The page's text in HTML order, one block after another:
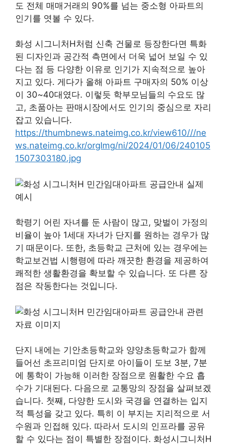
도 전체 매매거래의 90%를 넘는 중소형 아파트의
인기를 엿볼 수 있다.
화성 시그니처H처럼 신축 건물로 등장한다면 특화
된 디자인과 공간적 측면에서 더욱 넓어 보일 수 있
다는 점 등 다양한 이유로 인기가 지속적으로 높아
지고 있다. 게다가 올해 아파트 구매자의 50% 이상
이 30~40대였다. 이렇듯 학부모님들의 수요도 많
고, 초품아는 판매시장에서도 인기의 중심으로 자리
잡고 있습니다.
https://thumbnews.nateimg.co.kr/view610///ne
ws.nateimg.co.kr/orgImg/ni/2024/01/06/240105
1507303180.jpg
학령기 어린 자녀를 둔 사람이 많고, 맞벌이 가정의
비율이 높아 1세대 자녀가 단지를 원하는 경우가 많
기 때문이다. 또한, 초등학교 근처에 있는 경우에는
학교보건법 시행령에 따라 깨끗한 환경을 제공하여
쾌적한 생활환경을 확보할 수 있습니다. 또 다른 장
점은 작동한다는 것입니다.
단지 내에는 기안초등학교와 양양초등학교가 함께
들어선 초프리미엄 단지로 아이들이 도보 3분, 7분
에 통학이 가능해 이러한 장점으로 원활한 수요 흡
수가 기대된다. 다음으로 교통망의 장점을 살펴보겠
습니다. 첫째, 다양한 도시와 국경을 연결하는 입지
적 특성을 갖고 있다. 특히 이 부지는 지리적으로 서
수원과 인접해 있다. 따라서 도시의 인프라를 공유
할 수 있다는 점이 특별한 장점이다. 화성시그니처H